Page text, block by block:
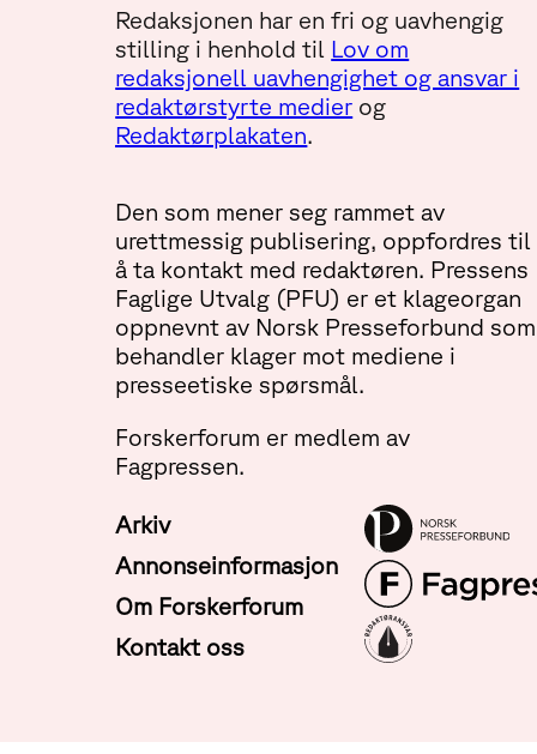
Redaksjonen har en fri og uavhengig
stilling i henhold til Lov om
redaksjonell uavhengighet og ansvar i
redaktørstyrte medier og
Redaktørplakaten.
Den som mener seg rammet av
urettmessig publisering, oppfordres til
å ta kontakt med redaktøren. Pressens
Faglige Utvalg (PFU) er et klageorgan
oppnevnt av Norsk Presseforbund som
behandler klager mot mediene i
presseetiske spørsmål.
Forskerforum er medlem av
Fagpressen.
Arkiv
Annonseinformasjon
Om Forskerforum
Kontakt oss